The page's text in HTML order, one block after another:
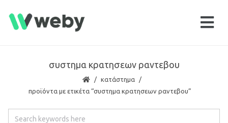
συστημα κρατησεων ραντεβου
κατάστημα
προϊόντα με ετικέτα “συστημα κρατησεων ραντεβου”